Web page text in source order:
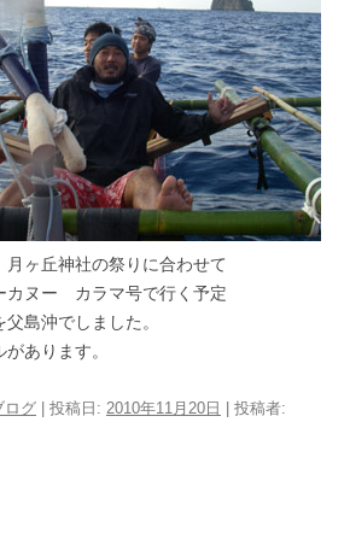
ヶ丘神社の祭りに合わせて
カヌー カラマ号で行く予定
島沖でしました。
あります。
ログ | 投稿日: 2010年11月20日
投稿者: